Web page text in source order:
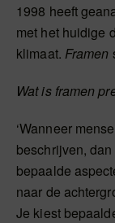
1998 heeft
met het huidige
klimaat. Framen
Wat is framen
‘Wanneer
beschrijven,
bepaalde
naar de
Je kiest